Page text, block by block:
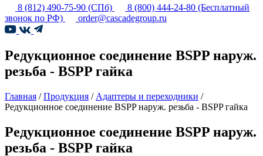
8 (812) 490-75-90 (СПб) 8 (800) 444-24-80 (Бесплатный
звонок по РФ)
order@cascadegroup.ru
Редукционное соединение BSPP наруж.
резьба - BSPP гайка
Главная /Продукция / Адаптеры и переходники /
Редукционное соединение BSPP наруж. резьба - BSPP гайка
Редукционное соединение BSPP наруж.
резьба - BSPP гайка